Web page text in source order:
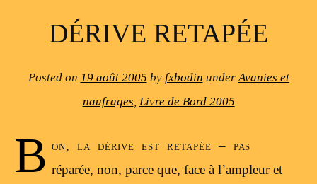
DÉRIVE RETAPÉE
Posted on 19 août 2005 by fxbodin under Avanies et
naufrages Livre de Bord 2005
B on, la dérive est retapée – pas
réparée, non, parce que, face à l’ampleur et